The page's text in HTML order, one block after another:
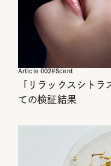
Article 002#Scent
「リラックスシト
ての検証結果